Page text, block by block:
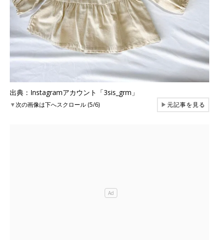
出典：Instagramアカウント「3sis_grm」
▼次の画像は下へスクロール (5/6) ▶元記事を見る